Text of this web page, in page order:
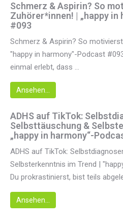
Schmerz & Aspirin? So
Zuhörer*innen! | „happy in
#093
Schmerz & Aspirin? So
"happy in harmony"-Podcast
einmal erlebt, dass ...
Ansehen...
ADHS auf TikTok:
Selbsttäuschung &
„happy in harmony“-
ADHS auf TikTok:
Selbsterkenntnis im Trend |
Du prokrastinierst, bist teils
Ansehen...